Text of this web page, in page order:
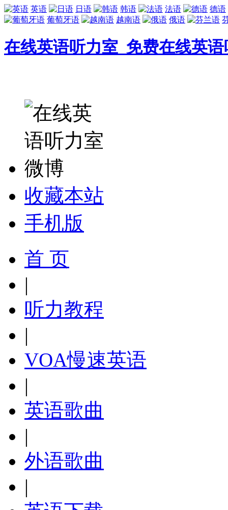
英语 日语 韩语 法语
德语
葡萄牙语
越南语 俄语
在线英语听力室_免费在线英
收藏本站
手机版
首 页
|
听力教程
|
VOA慢速英语
|
英语歌曲
|
外语歌曲
|